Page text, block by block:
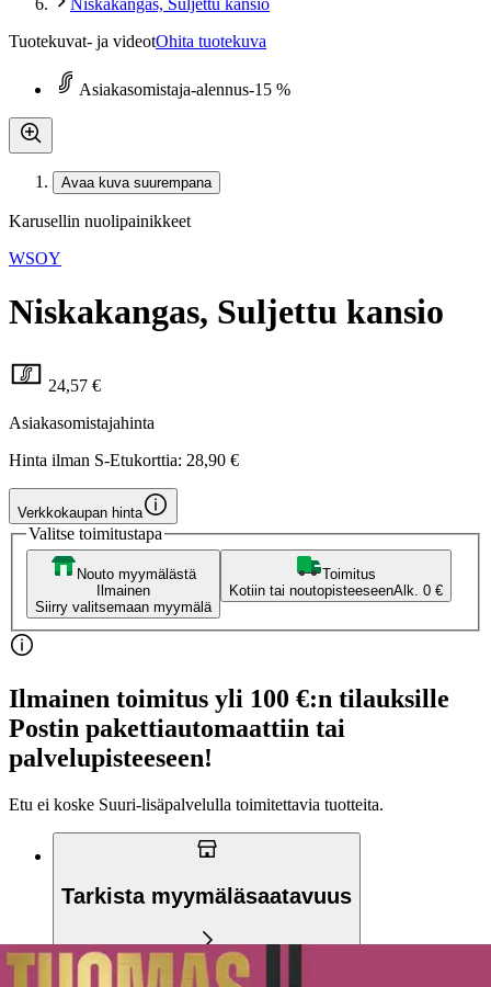
Tuotekuvat- ja videotOhita tuotekuva
Asiakasomistaja-alennus-15 %
Avaa kuva suurempana
Karusellin nuolipainikkeet
WSOY
Niskakangas, Suljettu kansio
24,57 €
Asiakasomistajahinta
Hinta ilman S-Etukorttia: 28,90 €
Verkkokaupan hinta
Valitse toimitustapa
Nouto myymälästä
Ilmainen
Siirry valitsemaan myymälä
Toimitus
Kotiin tai noutopisteeseenAlk. 0 €
Ilmainen toimitus yli 100 €:n tilauksille
Postin pakettiautomaattiin tai
palvelupisteeseen!
Etu ei koske Suuri‑lisäpalvelulla toimitettavia tuotteita.
Tarkista myymäläsaatavuus